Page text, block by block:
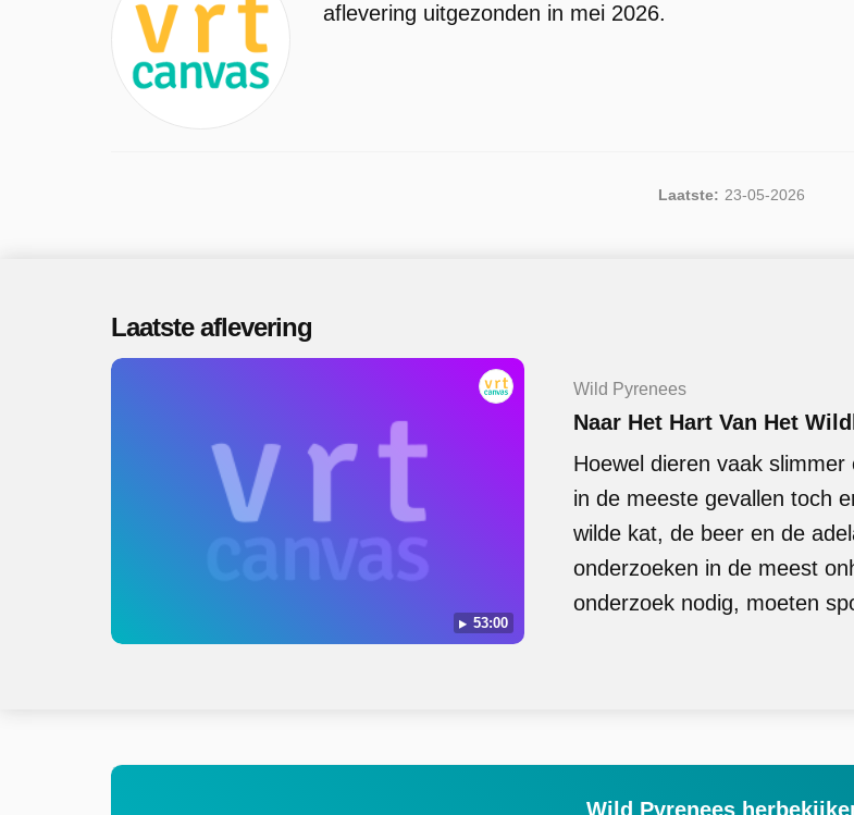
aflevering uitgezonden in mei 2026.
Laatste: 23-05-2026
Laatste aflevering
53:00
Wild Pyrenees
Naar Het Hart Van Het
Hoewel dieren vaak
in de meeste gevallen toch
wilde kat, de beer en de
onderzoeken in de meest
onderzoek nodig, moeten
Wild Pyrenees